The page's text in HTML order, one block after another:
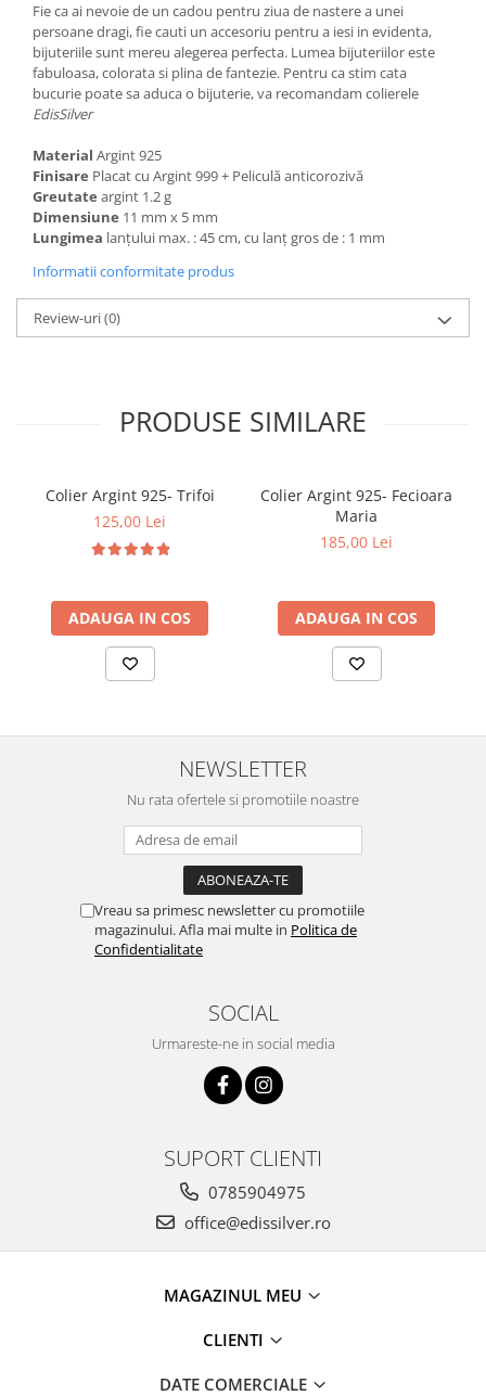
Fie ca ai nevoie de un cadou pentru ziua de nastere a unei
persoane dragi, fie cauti un accesoriu pentru a iesi in evidenta,
bijuteriile sunt mereu alegerea perfecta. Lumea bijuteriilor este
fabuloasa, colorata si plina de fantezie. Pentru ca stim cata
bucurie poate sa aduca o bijuterie, va recomandam colierele
EdisSilver
Material Argint 925
Finisare Placat cu Argint 999 + Peliculă anticorozivă
Greutate argint 1.2 g
Dimensiune 11 mm x 5 mm
Lungimea lanțului max. : 45 cm, cu lanț gros de : 1 mm
Informatii conformitate produs
Review-uri(0)
PRODUSE SIMILARE
Colier Argint 925- Trifoi
125,00 Lei
ADAUGA IN COS
Colier Argint 925- Fecioara
Maria
185,00 Lei
ADAUGA IN COS
NEWSLETTER
Nu rata ofertele si promotiile noastre
Vreau sa primesc newsletter cu promotiile
magazinului. Afla mai multe in Politica de
Confidentialitate
SOCIAL
Urmareste-ne in social media
SUPORT CLIENTI
0785904975
office@edissilver.ro
MAGAZINUL MEU
CLIENTI
DATE COMERCIALE